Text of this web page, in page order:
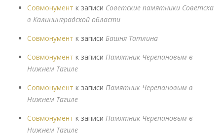
Совмонумент к записи Советские памятники Советска
в Калининградской области
Совмонумент к записи Башня Татлина
Совмонумент к записи Памятник Черепановым в
Нижнем Тагиле
Совмонумент к записи Памятник Черепановым в
Нижнем Тагиле
Совмонумент к записи Памятник Черепановым в
Нижнем Тагиле